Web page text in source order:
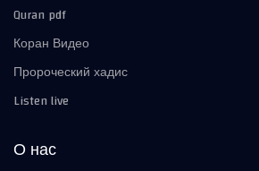
Quran pdf
Коран Видео
Пророческий хадис
Listen live
О нас